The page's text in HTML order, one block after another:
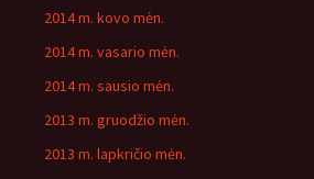
2014 m. kovo mėn.
2014 m. vasario mėn.
2014 m. sausio mėn.
2013 m. gruodžio mėn.
2013 m. lapkričio mėn.